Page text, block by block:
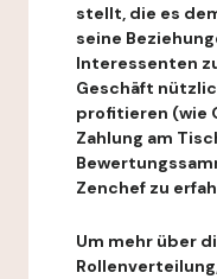
stellt, die es
seine
Interessenten
Geschäft
profitieren (wie
Zahlung am
Zenchef zu
Um mehr über